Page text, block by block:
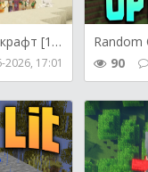
Villager Retaliation для Майнкрафт [1.21.1, 1.21]
2026, 17:01
90